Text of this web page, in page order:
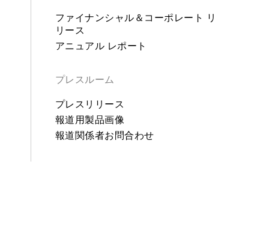
ファイナンシャル＆コーポレート リ
リース
アニュアル レポート
プレスルーム
プレスリリース
報道用製品画像
報道関係者お問合わせ